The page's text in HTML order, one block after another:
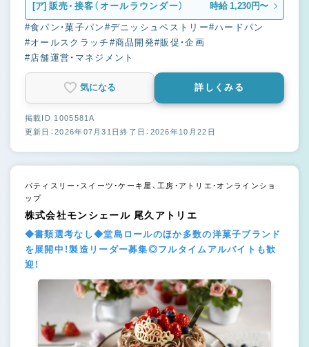
[ア] 販売・接客（オールラウンダー） 時給 1,230円〜
#食パン・菓子パン #デニッシュペストリー#ハードパン
#オールスクラッチ #商品開発#販促・企画
#店舗運営・マネジメント
気になる 詳しくみる
掲載ID 1005581A
更新日：2026年07月31日終了日：2026年10月22日
パティスリー・スイーツ・ケーキ屋、工房・アトリエ・オンラインショ
ップ
株式会社モンシェール 尾久アトリエ
◆書類選考なし◆堂島ロールのほか多数の洋菓子ブランド
を展開中！製造リーダー募集◎フルタイムアルバイトも歓
迎！